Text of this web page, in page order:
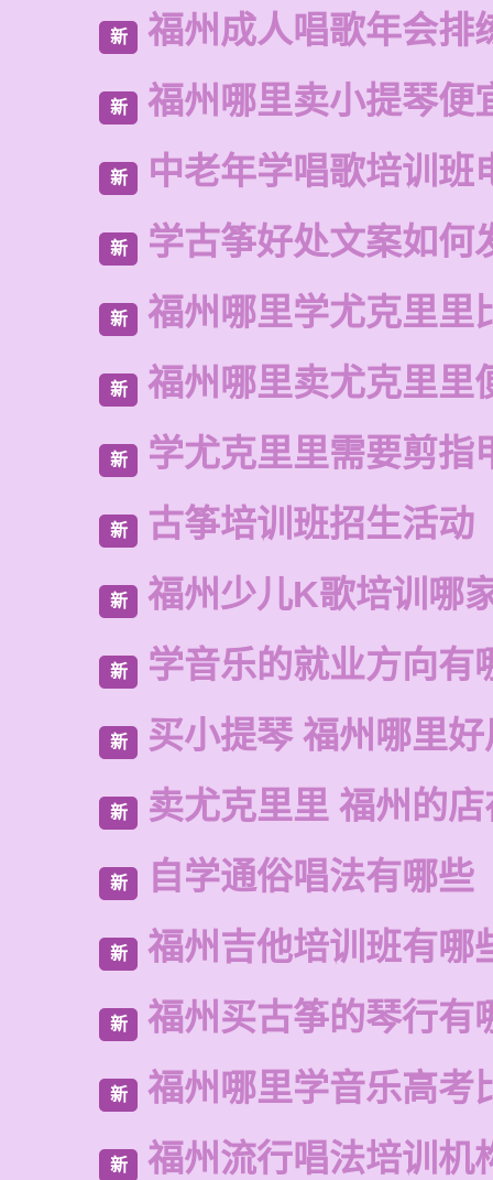
新 福州成人唱歌年会排
新 福州哪里卖小提琴便
新 中老年学唱歌培训班
新 学古筝好处文案如何
新 福州哪里学尤克里里
新 福州哪里卖尤克里里
新 学尤克里里需要剪指
新 古筝培训班招生活动
新 福州少儿K歌培训哪
新 学音乐的就业方向有
新 买小提琴 福州哪里好
新 卖尤克里里 福州的
新 自学通俗唱法有哪些
新 福州吉他培训班有哪
新 福州买古筝的琴行有
新 福州哪里学音乐高考
新 福州流行唱法培训机